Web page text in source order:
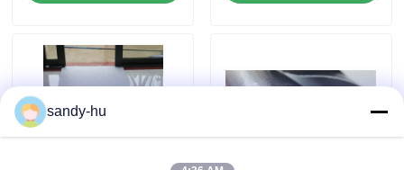
Les affaires
protecteur de plancher
Protection de plancher
sandy-hu